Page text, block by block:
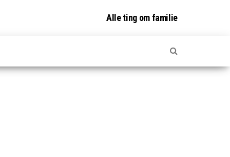
Alle ting om familie